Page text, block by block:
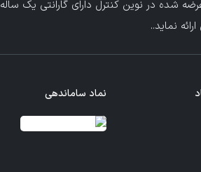
شده در نوین کنترل دارای گارانتی یک ساله
نماید..
نماد ساماندهی